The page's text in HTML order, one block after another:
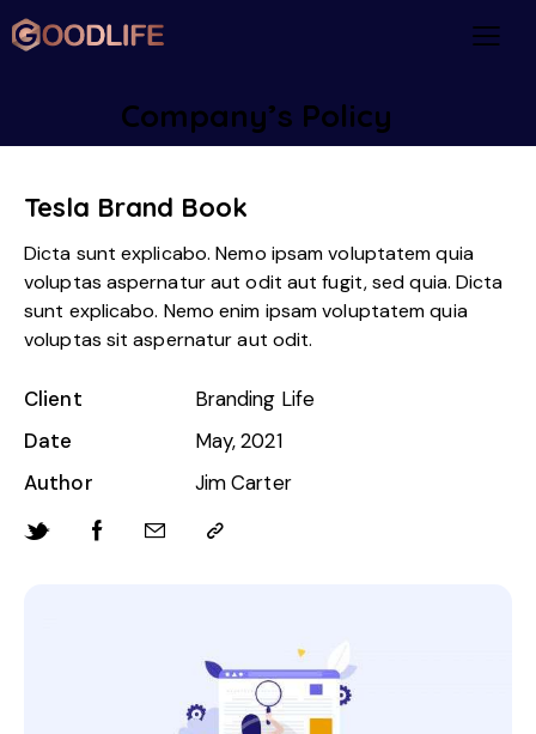
Company’s Policy
Tesla Brand Book
Dicta sunt explicabo. Nemo ipsam voluptatem quia
voluptas aspernatur aut odit aut fugit, sed quia. Dicta
sunt explicabo. Nemo enim ipsam voluptatem quia
voluptas sit aspernatur aut odit.
Client
Branding Life
Date
May, 2021
Author
Jim Carter